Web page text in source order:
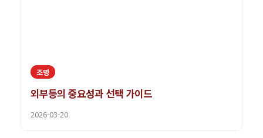
조명
외부등의 중요성과 선택 가이드
2026-03-20